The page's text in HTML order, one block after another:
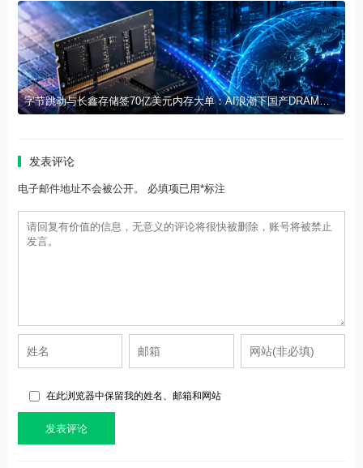
字节跳动与长鑫存储签70亿美元内存大单：AI浪潮下国产DRAM加速崛起
发表评论
电子邮件地址不会被公开。 必填项已用*标注
在此浏览器中保留我的姓名、邮箱和网站